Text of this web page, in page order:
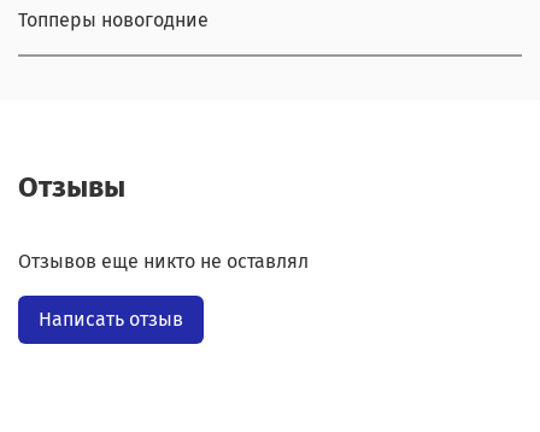
Топперы новогодние
Отзывы
Отзывов еще никто не оставлял
Написать отзыв